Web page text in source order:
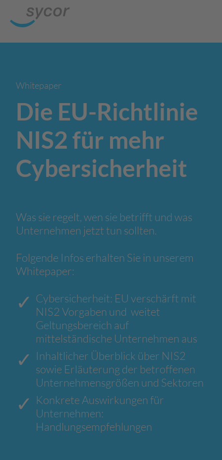
Whitepaper
Die EU-Richtlinie
NIS2 für mehr
Cybersicherheit
Was sie regelt, wen sie betrifft und was
Unternehmen jetzt tun sollten.
Folgende Infos erhalten Sie in unserem
Whitepaper:
Cybersicherheit: EU verschärft mit
NIS2 Vorgaben und weitet
Geltungsbereich auf
mittelständische Unternehmen aus
Inhaltlicher Überblick über NIS2
sowie Erläuterung der betroffenen
Unternehmensgrößen und Sektoren
Konkrete Auswirkungen für
Unternehmen:
Handlungsempfehlungen